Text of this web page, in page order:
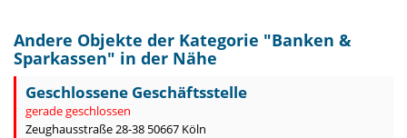
Andere Objekte der Kategorie "Banken &
Sparkassen" in der Nähe
Geschlossene Geschäftsstelle
gerade geschlossen
Zeughausstraße 28-38 50667 Köln